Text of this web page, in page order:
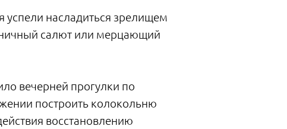
успели насладиться зрелищем
салют или мерцающий
вечерней прогулки по
построить колокольню
восстановлению